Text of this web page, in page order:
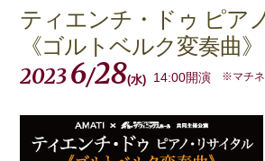
ティエンチ・ドゥ ピア
《ゴルトベルク変奏曲》
20236/28(水) 14:00開演 ※マチネ